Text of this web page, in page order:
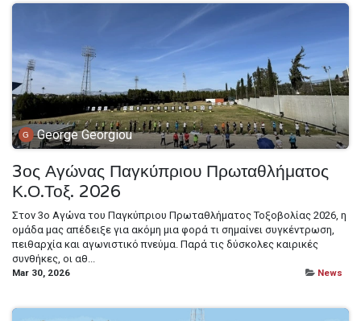
George Georgiou
3ος Αγώνας Παγκύπριου Πρωταθλήματος
Κ.Ο.Τοξ. 2026
Στον 3ο Αγώνα του Παγκύπριου Πρωταθλήματος Τοξοβολίας 2026, η
ομάδα μας απέδειξε για ακόμη μια φορά τι σημαίνει συγκέντρωση,
πειθαρχία και αγωνιστικό πνεύμα. Παρά τις δύσκολες καιρικές
συνθήκες, οι αθ...
Mar 30, 2026 News